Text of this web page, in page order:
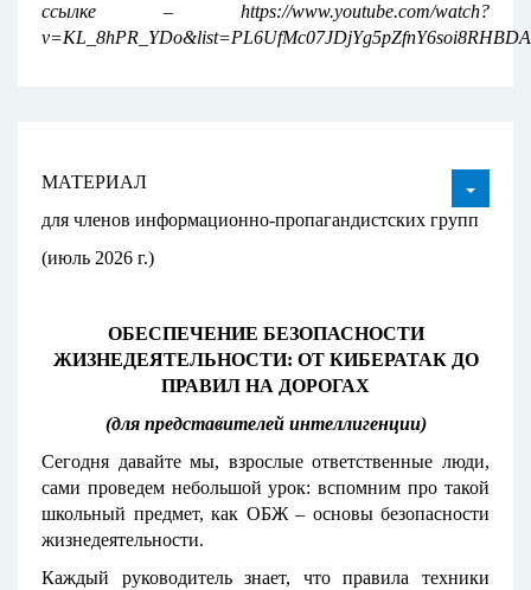
ссылке – https://www.youtube.com/watch?
МАТЕРИАЛ
для членов информационно-пропагандистских групп
(июль 2026 г.)
ОБЕСПЕЧЕНИЕ БЕЗОПАСНОСТИ
ЖИЗНЕДЕЯТЕЛЬНОСТИ: ОТ КИБЕРАТАК ДО
ПРАВИЛ НА ДОРОГАХ
(для представителей интеллигенции)
Сегодня давайте мы, взрослые ответственные люди,
сами проведем небольшой урок: вспомним про такой
школьный предмет, как ОБЖ – основы безопасности
жизнедеятельности.
Каждый руководитель знает, что правила техники